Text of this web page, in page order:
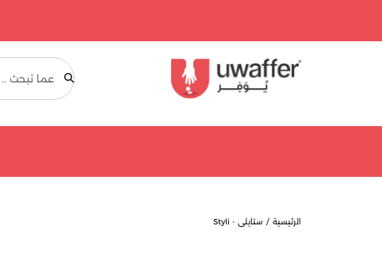
بحث
الرئيسية ستايلي - Styli